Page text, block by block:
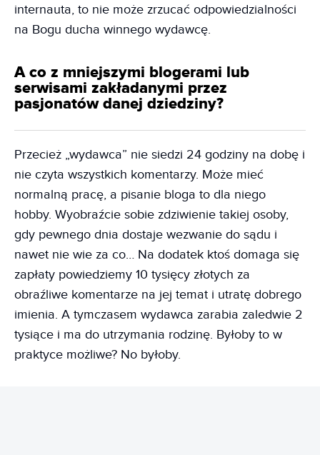
internauta, to nie może zrzucać odpowiedzialności
na Bogu ducha winnego wydawcę.
A co z mniejszymi blogerami lub
serwisami zakładanymi przez
pasjonatów danej dziedziny?
Przecież „wydawca” nie siedzi 24 godziny na dobę i
nie czyta wszystkich komentarzy. Może mieć
normalną pracę, a pisanie bloga to dla niego
hobby. Wyobraźcie sobie zdziwienie takiej osoby,
gdy pewnego dnia dostaje wezwanie do sądu i
nawet nie wie za co… Na dodatek ktoś domaga się
zapłaty powiedziemy 10 tysięcy złotych za
obraźliwe komentarze na jej temat i utratę dobrego
imienia. A tymczasem wydawca zarabia zaledwie 2
tysiące i ma do utrzymania rodzinę. Byłoby to w
praktyce możliwe? No byłoby.